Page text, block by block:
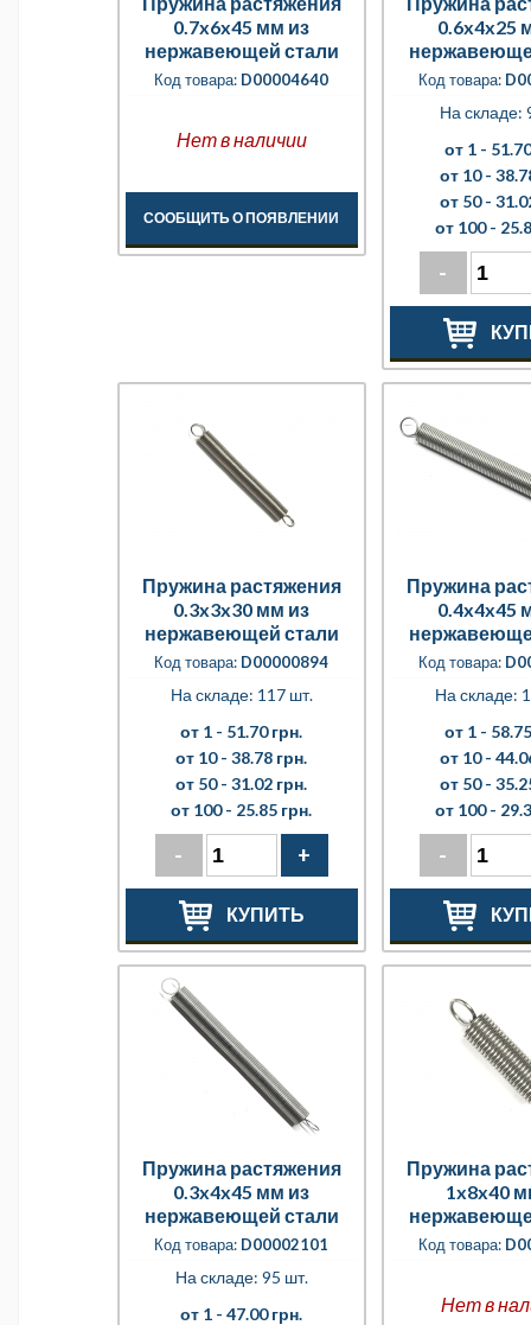
0.7x6x45 мм из
нержавеющей стали
Код товара: D00004640
Нет в наличии
СООБЩИТЬ О ПОЯВЛЕНИИ
0.6x4x25
Код товара:
На складе:
от 1 -
от 10 -
от 50 -
от 100 -
-
Пружина растяжения
0.3x3x30 мм из
нержавеющей стали
Код товара: D00000894
На складе: 117 шт.
от 1 - 51.70 грн.
от 10 - 38.78 грн.
от 50 - 31.02 грн.
от 100 - 25.85 грн.
- +
КУПИТЬ
Пружина
0.4x4x45
Код товара:
На складе:
от 1 -
от 10 -
от 50 -
от 100 -
-
Пружина растяжения
0.3x4x45 мм из
нержавеющей стали
Код товара: D00002101
На складе: 95 шт.
от 1 - 47.00 грн.
Пружина
1x8x40
Код товара:
Нет в